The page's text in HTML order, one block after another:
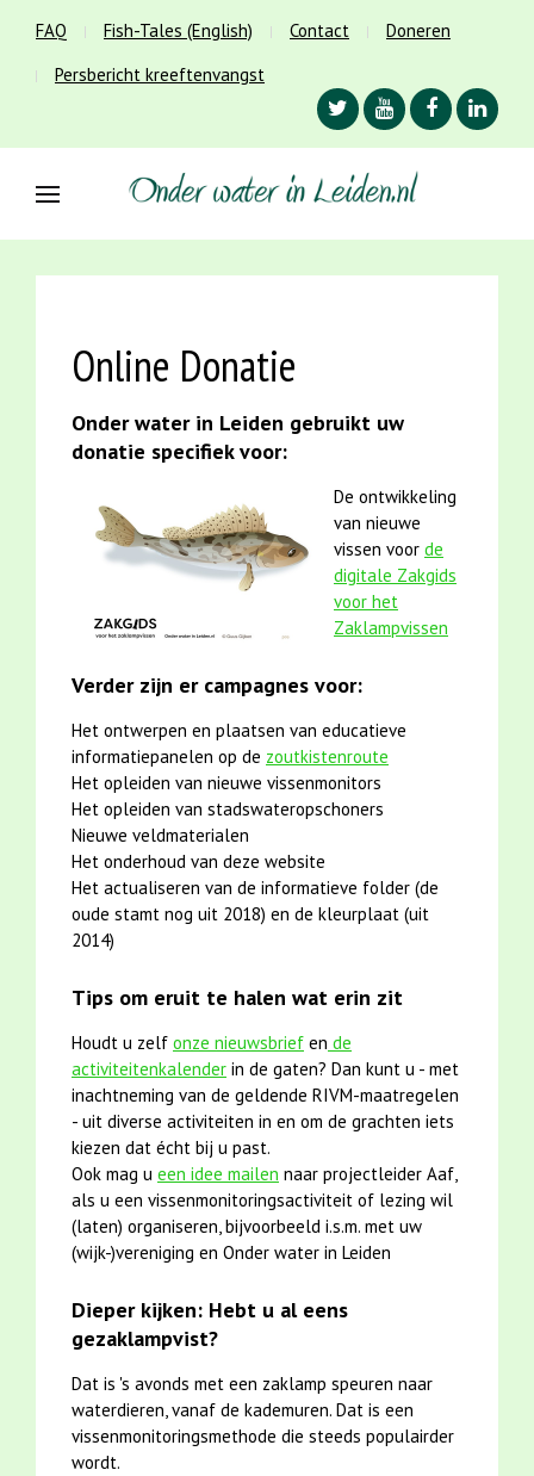
FAQ Fish-Tales (English) Contact
Doneren
Persbericht kreeftenvangst
Online Donatie
Onder water in Leiden gebruikt uw
donatie specifiek voor:
De ontwikkeling
van nieuwe
vissen voor de
digitale Zakgids
voor het
Zaklampvissen
Verder zijn er campagnes voor:
Het ontwerpen en plaatsen van educatieve
informatiepanelen op de zoutkistenroute
Het opleiden van nieuwe vissenmonitors
Het opleiden van stadswateropschoners
Nieuwe veldmaterialen
Het onderhoud van deze website
Het actualiseren van de informatieve folder (de
oude stamt nog uit 2018) en de kleurplaat (uit
2014)
Tips om eruit te halen wat erin zit
Houdt u zelf onze nieuwsbrief en de
activiteitenkalender in de gaten? Dan kunt u - met
inachtneming van de geldende RIVM-maatregelen
- uit diverse activiteiten in en om de grachten iets
kiezen dat écht bij u past.
Ook mag u een idee mailen naar projectleider Aaf,
als u een vissenmonitoringsactiviteit of lezing wil
(laten) organiseren, bijvoorbeeld i.s.m. met uw
(wijk-)vereniging en Onder water in Leiden
Dieper kijken: Hebt u al eens
gezaklampvist?
Dat is 's avonds met een zaklamp speuren naar
waterdieren, vanaf de kademuren. Dat is een
vissenmonitoringsmethode die steeds populairder
wordt.